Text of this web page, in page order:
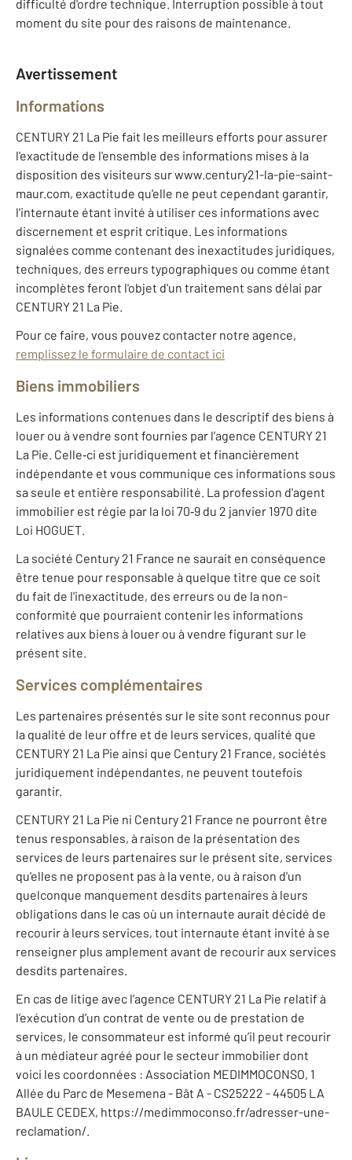
difficulté d'ordre technique. Interruption possible à tout
moment du site pour des raisons de maintenance.
Avertissement
Informations
CENTURY 21 La Pie fait les meilleurs efforts pour assurer
l'exactitude de l'ensemble des informations mises à la
disposition des visiteurs sur www.century21-la-pie-saint-
maur.com, exactitude qu'elle ne peut cependant garantir,
l'internaute étant invité à utiliser ces informations avec
discernement et esprit critique. Les informations
signalées comme contenant des inexactitudes juridiques,
techniques, des erreurs typographiques ou comme étant
incomplètes feront l'objet d'un traitement sans délai par
CENTURY 21 La Pie.
Pour ce faire, vous pouvez contacter notre agence,
remplissez le formulaire de contact ici
Biens immobiliers
Les informations contenues dans le descriptif des biens à
louer ou à vendre sont fournies par l’agence CENTURY 21
La Pie. Celle‐ci est juridiquement et financièrement
indépendante et vous communique ces informations sous
sa seule et entière responsabilité. La profession d'agent
immobilier est régie par la loi 70‐9 du 2 janvier 1970 dite
Loi HOGUET.
La société Century 21 France ne saurait en conséquence
être tenue pour responsable à quelque titre que ce soit
du fait de l'inexactitude, des erreurs ou de la non-
conformité que pourraient contenir les informations
relatives aux biens à louer ou à vendre figurant sur le
présent site.
Services complémentaires
Les partenaires présentés sur le site sont reconnus pour
la qualité de leur offre et de leurs services, qualité que
CENTURY 21 La Pie ainsi que Century 21 France, sociétés
juridiquement indépendantes, ne peuvent toutefois
garantir.
CENTURY 21 La Pie ni Century 21 France ne pourront être
tenus responsables, à raison de la présentation des
services de leurs partenaires sur le présent site, services
qu'elles ne proposent pas à la vente, ou à raison d'un
quelconque manquement desdits partenaires à leurs
obligations dans le cas où un internaute aurait décidé de
recourir à leurs services, tout internaute étant invité à se
renseigner plus amplement avant de recourir aux services
desdits partenaires.
En cas de litige avec l’agence CENTURY 21 La Pie relatif à
l’exécution d’un contrat de vente ou de prestation de
services, le consommateur est informé qu’il peut recourir
à un médiateur agréé pour le secteur immobilier dont
voici les coordonnées : Association MEDIMMOCONSO, 1
Allée du Parc de Mesemena - Bât A - CS25222 - 44505 LA
BAULE CEDEX, https://medimmoconso.fr/adresser-une-
reclamation/.